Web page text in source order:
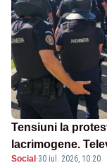
Tensiuni la
lacrimogene.
Social ·30 iul. 2026, 10:20